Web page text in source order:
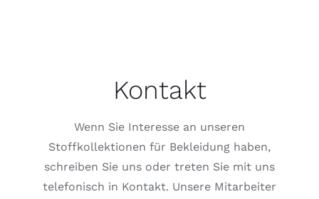
Kontakt
Wenn Sie Interesse an unseren
Stoffkollektionen für Bekleidung haben,
schreiben Sie uns oder treten Sie mit uns
telefonisch in Kontakt. Unsere Mitarbeiter